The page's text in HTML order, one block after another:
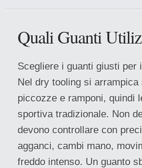
Quali Guanti
Scegliere i guanti giusti per
Nel dry tooling si
piccozze e ramponi, quindi
sportiva tradizionale. Non
devono controllare con
agganci, cambi mano,
freddo intenso. Un guanto